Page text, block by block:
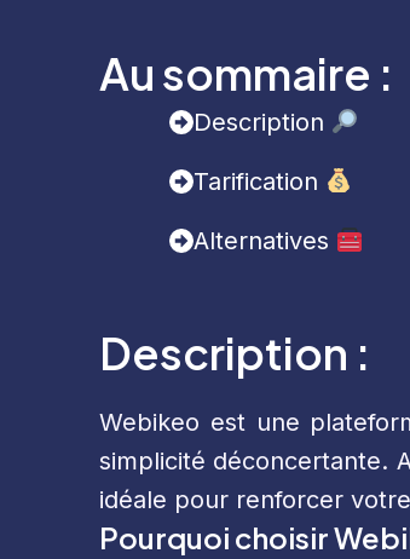
Au sommaire :
Description
Tarification
Alternatives
Description :
Webikeo est une
simplicité déconcertante.
idéale pour renforcer
Pourquoi choisir